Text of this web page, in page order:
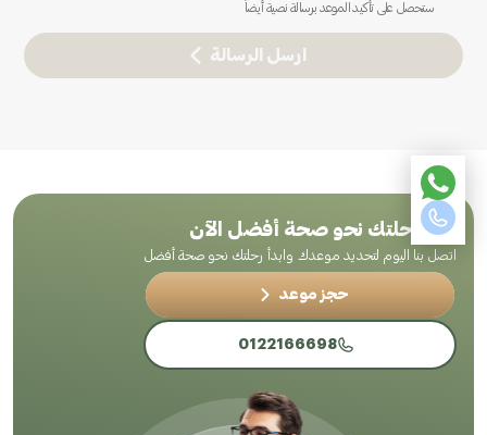
ستحصل على تأكيد الموعد برسالة نصية أيضاً
ارسل الرسالة
ابدأ رحلتك نحو صحة أفضل الآن
اتصل بنا اليوم لتحديد موعدك وابدأ رحلتك نحو صحة أفضل
حجز موعد
0122166698